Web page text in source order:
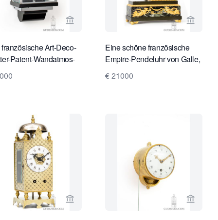
von Limburg Antiquairs ansehenVerkaeuferseite von Gude & Meis Antique
Art-Deco-
Patent-Wandatmos-
ca. 1934.
Eine schöne französische
Empire-Pendeluhr von Galle,
ca. 1810.
€ 21000
von Gude & Meis Antique Clocks ansehen
Verkaeuferseite von Gude & Meis Antique